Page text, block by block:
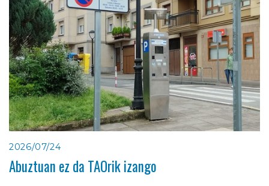
2026/07/24
Abuztuan ez da TAOrik izango